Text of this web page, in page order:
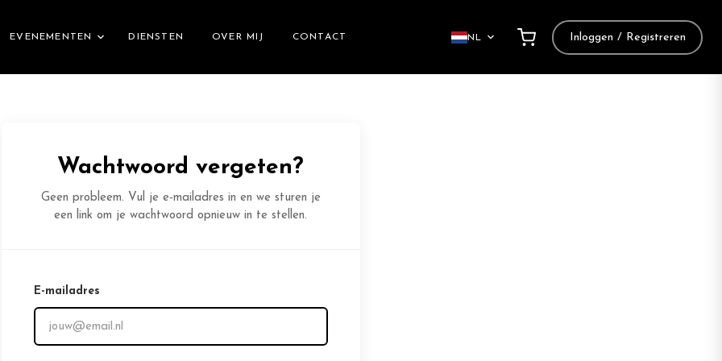
EVENEMENTEN DIENSTEN OVER MIJ CONTACT NL Inloggen / Registreren
Wachtwoord vergeten?
Geen probleem. Vul je e-mailadres in en we sturen je
een link om je wachtwoord opnieuw in te stellen.
E-mailadres